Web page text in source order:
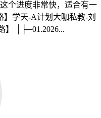
个进度非常快，适合有一
学天-A计划大咖私教-刘
】 │├─01.2026...